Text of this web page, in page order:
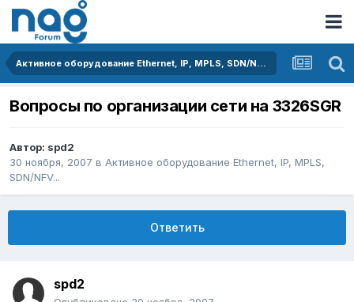
Активное оборудование Ethernet, IP, MPLS, SDN/NFV...
Вопросы по организации сети на 3326SGR
Автор: spd2
30 ноября, 2007 в Активное оборудование Ethernet, IP, MPLS,
SDN/NFV...
Ответить
spd2